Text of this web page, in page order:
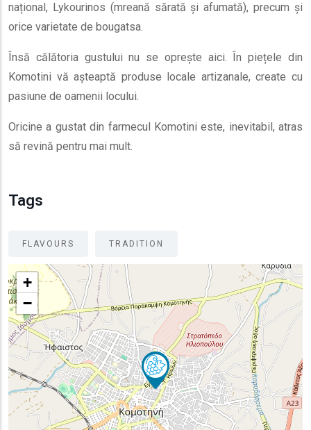
național, Lykourinos (mreană sărată și afumată), precum și
orice varietate de bougatsa.
Însă călătoria gustului nu se oprește aici. În piețele din
Komotini vă așteaptă produse locale artizanale, create cu
pasiune de oamenii locului.
Oricine a gustat din farmecul Komotini este, inevitabil, atras
să revină pentru mai mult.
Tags
FLAVOURS TRADITION
+
−